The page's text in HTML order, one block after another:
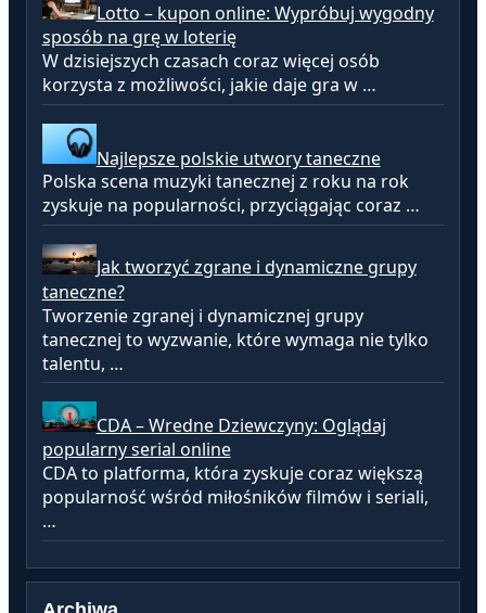
Lotto – kupon online: Wypróbuj wygodny
sposób na grę w loterię
W dzisiejszych czasach coraz więcej osób
korzysta z możliwości, jakie daje gra w …
Najlepsze polskie utwory taneczne
Polska scena muzyki tanecznej z roku na rok
zyskuje na popularności, przyciągając coraz …
Jak tworzyć zgrane i dynamiczne grupy
taneczne?
Tworzenie zgranej i dynamicznej grupy
tanecznej to wyzwanie, które wymaga nie tylko
talentu, …
CDA – Wredne Dziewczyny: Oglądaj
popularny serial online
CDA to platforma, która zyskuje coraz większą
popularność wśród miłośników filmów i seriali,
…